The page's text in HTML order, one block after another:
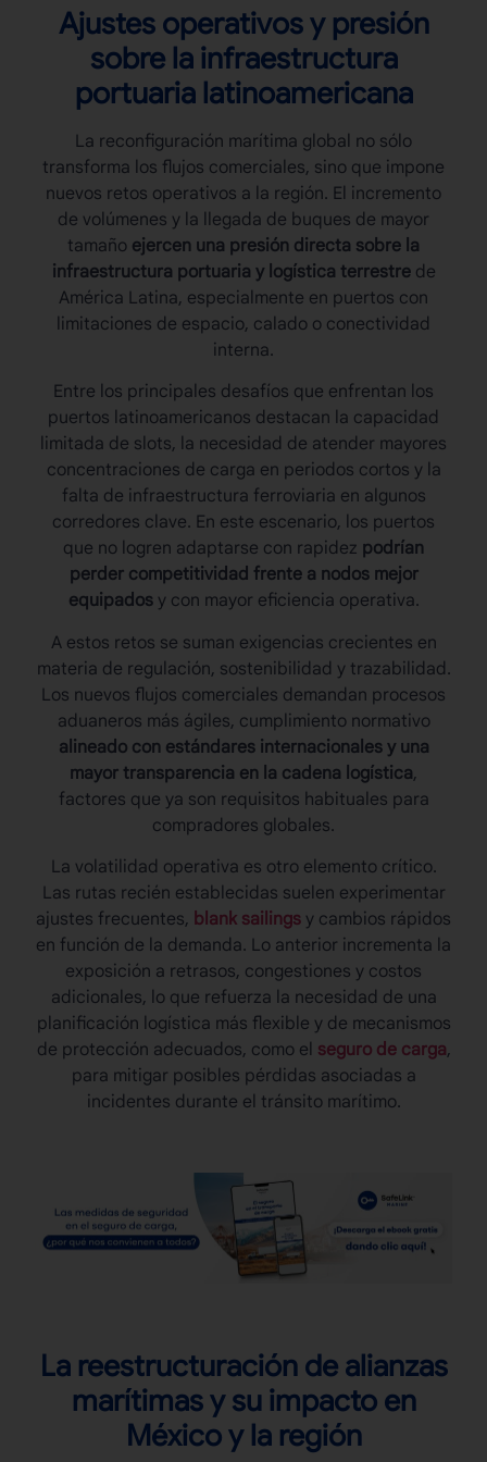
Ajustes operativos y presión
sobre la infraestructura
portuaria latinoamericana
La reconfiguración marítima global no sólo
transforma los flujos comerciales, sino que impone
nuevos retos operativos a la región. El incremento
de volúmenes y la llegada de buques de mayor
tamaño ejercen una presión directa sobre la
infraestructura portuaria y logística terrestrede
América Latina, especialmente en puertos con
limitaciones de espacio, calado o conectividad
interna.
Entre los principales desafíos que enfrentan los
puertos latinoamericanos destacan la capacidad
limitada de slots, la necesidad de atender mayores
concentraciones de carga en periodos cortos y la
falta de infraestructura ferroviaria en algunos
corredores clave. En este escenario, los puertos
que no logren adaptarse con rapidez podrían
perder competitividad frente a nodos mejor
equipadosy con mayor eficiencia operativa.
A estos retos se suman exigencias crecientes en
materia de regulación, sostenibilidad y trazabilidad.
Los nuevos flujos comerciales demandan procesos
aduaneros más ágiles, cumplimiento normativo
alineado con estándares internacionales y una
mayor transparencia en la cadena logística,
factores que ya son requisitos habituales para
compradores globales.
La volatilidad operativa es otro elemento crítico.
Las rutas recién establecidas suelen experimentar
ajustes frecuentes, blank sailings y cambios rápidos
en función de la demanda. Lo anterior incrementa la
exposición a retrasos, congestiones y costos
adicionales, lo que refuerza la necesidad de una
planificación logística más flexible y de mecanismos
de protección adecuados, como el seguro de carga,
para mitigar posibles pérdidas asociadas a
incidentes durante el tránsito marítimo.
La reestructuración de alianzas
marítimas y su impacto en
México y la región